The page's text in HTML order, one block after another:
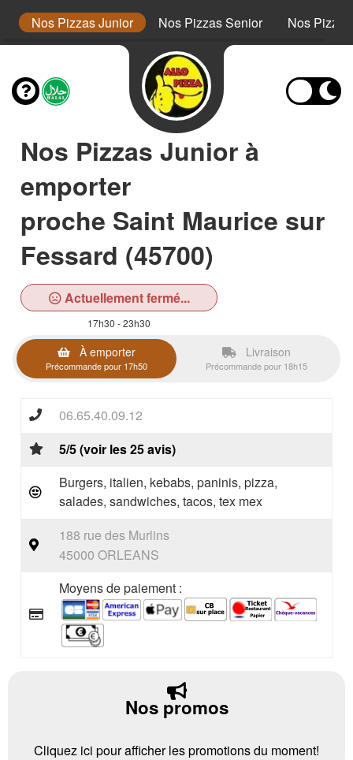
Nos Pizzas Junior Nos Pizzas Senior Nos Pizza
Nos Pizzas Junior à
emporter
proche Saint Maurice sur
Fessard (45700)
Actuellement fermé...
17h30 - 23h30
À emporter
Précommande pour 17h50
Livraison
Précommande pour 18h15
06.65.40.09.12
5/5 (voir les 25 avis)
Burgers, italien, kebabs, paninis, pizza,
salades, sandwiches, tacos, tex mex
188 rue des Murlins
45000 ORLEANS
Moyens de paiement :
Nos promos
Cliquez ici pour afficher les promotions du moment!